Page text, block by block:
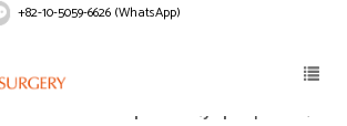
+82-10-5059-6626 (WhatsApp)
Простая (упрощенная)